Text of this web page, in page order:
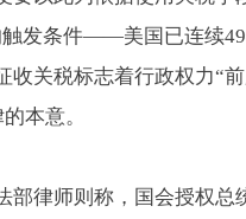
触发条件——美国已连续49
收关税标志着行政权力“
本意。
部律师则称，国会授权总